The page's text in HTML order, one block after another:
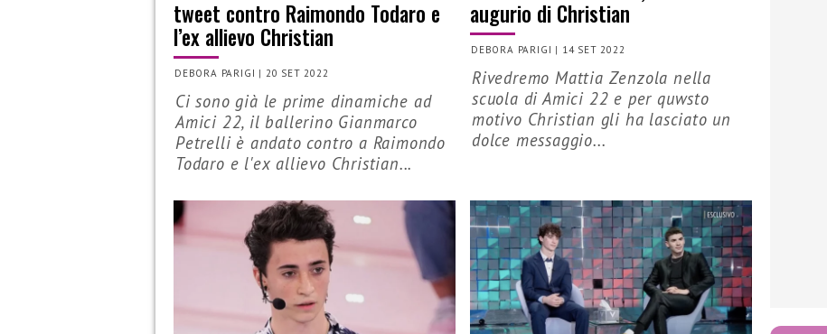
tweet contro Raimondo Todaro e
l’ex allievo Christian
DEBORA PARIGI | 20 SET 2022
Ci sono già le prime dinamiche ad
Amici 22, il ballerino Gianmarco
Petrelli è andato contro a Raimondo
Todaro e l'ex allievo Christian...
augurio di Christian
DEBORA PARIGI | 14 SET 2022
Rivedremo Mattia Zenzola nella
scuola di Amici 22 e per quwsto
motivo Christian gli ha lasciato un
dolce messaggio...